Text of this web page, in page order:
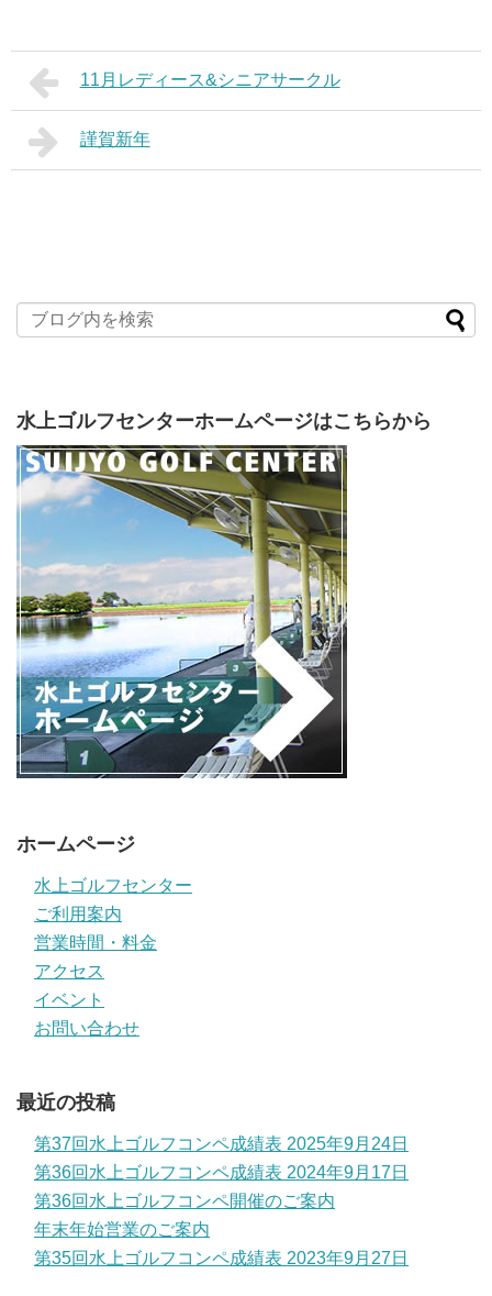
11月レディース&シニアサークル
謹賀新年
水上ゴルフセンターホームページはこちらから
ホームページ
水上ゴルフセンター
ご利用案内
営業時間・料金
アクセス
イベント
お問い合わせ
最近の投稿
第37回水上ゴルフコンペ成績表 2025年9月24日
第36回水上ゴルフコンペ成績表 2024年9月17日
第36回水上ゴルフコンペ開催のご案内
年末年始営業のご案内
第35回水上ゴルフコンペ成績表 2023年9月27日